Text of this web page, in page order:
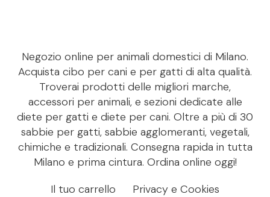
Negozio online per animali domestici di Milano.
Acquista cibo per cani e per gatti di alta qualità.
Troverai prodotti delle migliori marche,
accessori per animali, e sezioni dedicate alle
diete per gatti e diete per cani. Oltre a più di 30
sabbie per gatti, sabbie agglomeranti, vegetali,
chimiche e tradizionali. Consegna rapida in tutta
Milano e prima cintura. Ordina online oggi!
Il tuo carrello
Privacy e Cookies